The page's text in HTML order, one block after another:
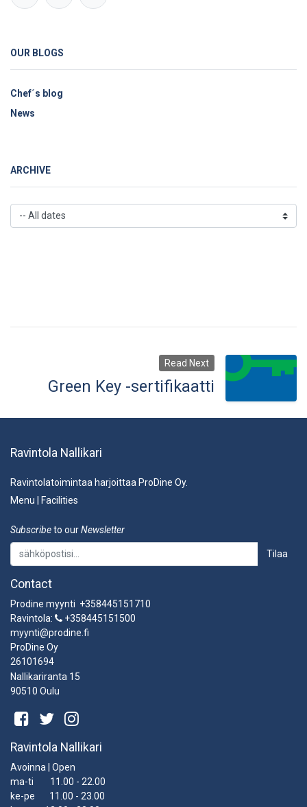
OUR BLOGS
Chef´s blog
News
ARCHIVE
Read Next
Green Key -sertifikaatti
Ravintola Nallikari
Ravintolatoimintaa harjoittaa ProDine Oy.
Menu
Facilities
Subscribeto ourNewsletter
Tilaa
Contact
Prodine myynti +358445151710
Ravintola:
+358445151500
myynti@prodine.fi
ProDine Oy
26101694
Nallikariranta 15
90510 Oulu
Ravintola Nallikari
Avoinna | Open
ma-ti 11.00 - 22.00
ke-pe 11.00 - 23.00